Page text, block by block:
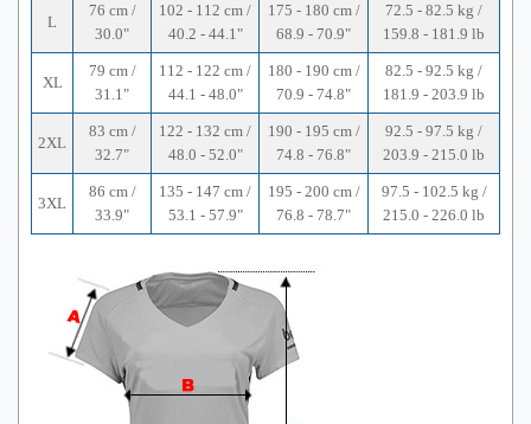
L
76 cm /
30.0"
102 - 112 cm /
40.2 - 44.1"
175 - 180 cm /
68.9 - 70.9"
72.5 - 82.5 kg /
159.8 - 181.9 lb
XL
79 cm /
31.1"
112 - 122 cm /
44.1 - 48.0"
180 - 190 cm /
70.9 - 74.8"
82.5 - 92.5 kg /
181.9 - 203.9 lb
2XL
83 cm /
32.7"
122 - 132 cm /
48.0 - 52.0"
190 - 195 cm /
74.8 - 76.8"
92.5 - 97.5 kg /
203.9 - 215.0 lb
3XL
86 cm /
33.9"
135 - 147 cm /
53.1 - 57.9"
195 - 200 cm /
76.8 - 78.7"
97.5 - 102.5 kg /
215.0 - 226.0 lb